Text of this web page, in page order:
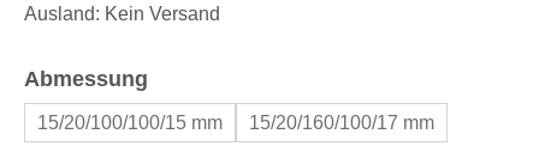
Ausland: Kein Versand
Abmessung
15/20/100/100/15 mm 15/20/160/100/17 mm